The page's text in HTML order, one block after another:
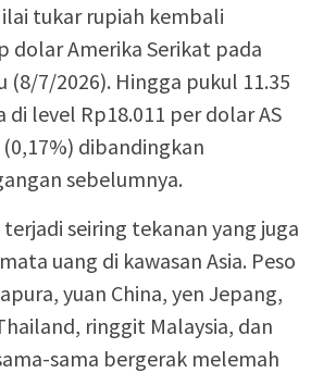
tukar rupiah kembali
dolar Amerika Serikat pada
(8/7/2026). Hingga pukul 11.35
di level Rp18.011 per dolar AS
dibandingkan
sebelumnya.
seiring tekanan yang juga
uang di kawasan Asia. Peso
yuan China, yen Jepang,
ringgit Malaysia, dan
sama bergerak melemah